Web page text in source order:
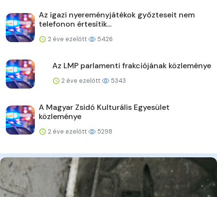
Az igazi nyereményjátékok győzteseit nem
telefonon értesítik...
2 éve ezelőtt 5426
Az LMP parlamenti frakciójának közleménye
2 éve ezelőtt 5343
A Magyar Zsidó Kulturális Egyesület
közleménye
2 éve ezelőtt 5298